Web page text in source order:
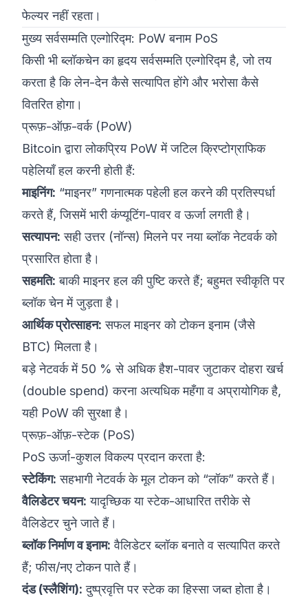
फेल्यर नहीं रहता।
मुख्य सर्वसम्मति एल्गोरिद्म: PoW बनाम PoS
किसी भी ब्लॉकचेन का हृदय सर्वसम्मति एल्गोरिद्म है, जो तय
करता है कि लेन-देन कैसे सत्यापित होंगे और भरोसा कैसे
वितरित होगा।
प्रूफ़-ऑफ़-वर्क (PoW)
Bitcoin द्वारा लोकप्रिय PoW में जटिल क्रिप्टोग्राफिक
पहेलियाँ हल करनी होती हैं:
माइनिंग: “माइनर” गणनात्मक पहेली हल करने की प्रतिस्पर्धा
करते हैं, जिसमें भारी कंप्यूटिंग-पावर व ऊर्जा लगती है।
सत्यापन: सही उत्तर (नॉन्स) मिलने पर नया ब्लॉक नेटवर्क को
प्रसारित होता है।
सहमति: बाकी माइनर हल की पुष्टि करते हैं; बहुमत स्वीकृति पर
ब्लॉक चेन में जुड़ता है।
आर्थिक प्रोत्साहन: सफल माइनर को टोकन इनाम (जैसे
BTC) मिलता है।
बड़े नेटवर्क में 50 % से अधिक हैश-पावर जुटाकर दोहरा खर्च
(double spend) करना अत्यधिक महँगा व अप्रायोगिक है,
यही PoW की सुरक्षा है।
प्रूफ़-ऑफ़-स्टेक (PoS)
PoS ऊर्जा-कुशल विकल्प प्रदान करता है:
स्टेकिंग: सहभागी नेटवर्क के मूल टोकन को “लॉक” करते हैं।
वैलिडेटर चयन: यादृच्छिक या स्टेक-आधारित तरीके से
वैलिडेटर चुने जाते हैं।
ब्लॉक निर्माण व इनाम: वैलिडेटर ब्लॉक बनाते व सत्यापित करते
हैं; फीस/नए टोकन पाते हैं।
दंड (स्लैशिंग): दुष्प्रवृत्ति पर स्टेक का हिस्सा जब्त होता है।